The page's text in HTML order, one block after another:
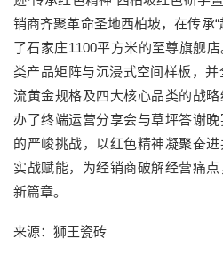
销商齐聚革命圣地西柏坡，在传承
了石家庄1100平方米的至尊旗舰
类产品矩阵与沉浸式空间样板，
流黄金规格及四大核心品类的战
办了终端运营分享会与草坪答谢
的严峻挑战，以红色精神凝聚奋
实战赋能，为经销商破解经营痛
新篇章。
来源：狮王瓷砖